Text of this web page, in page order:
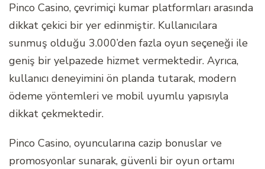
Pinco Casino, çevrimiçi kumar platformları arasında
dikkat çekici bir yer edinmiştir. Kullanıcılara
sunmuş olduğu 3.000’den fazla oyun seçeneği ile
geniş bir yelpazede hizmet vermektedir. Ayrıca,
kullanıcı deneyimini ön planda tutarak, modern
ödeme yöntemleri ve mobil uyumlu yapısıyla
dikkat çekmektedir.
Pinco Casino, oyuncularına cazip bonuslar ve
promosyonlar sunarak, güvenli bir oyun ortamı